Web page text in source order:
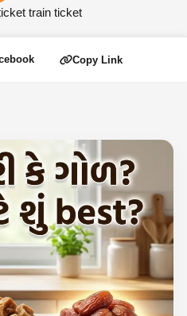
train ticket
Copy Link